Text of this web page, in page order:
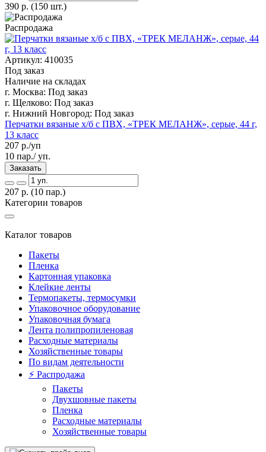
390 р. (150 шт.)
Распродажа
Артикул: 410035
Под заказ
Наличие на складах
г. Москва: Под заказ
г. Щелково: Под заказ
г. Нижний Новгород: Под заказ
Перчатки вязаные х/б с ПВХ, «ТРЕК МЕЛАНЖ», серые, 44 г,
13 класс
207 р./уп
10 пар./ уп.
Заказать
207 р. (10 пар.)
Категории товаров
Каталог товаров
Пакеты
Пленка
Картонная упаковка
Клейкие ленты
Термопакеты, термосумки
Упаковочное оборудование
Упаковочная бумага
Лента полипропиленовая
Расходные материалы
Хозяйственные товары
По видам деятельности
⚡️ Распродажа
Пакеты
Двухшовные пакеты
Пленка
Расходные материалы
Хозяйственные товары